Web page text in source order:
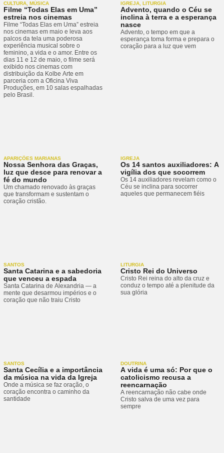
CULTURA, MÚSICA
Filme “Todas Elas em Uma”
estreia nos cinemas
Filme “Todas Elas em Uma” estreia
nos cinemas em maio e leva aos
palcos da tela uma poderosa
experiência musical sobre o
feminino, a vida e o amor. Entre os
dias 11 e 12 de maio, o filme será
exibido nos cinemas com
distribuição da Kolbe Arte em
parceria com a Oficina Viva
Produções, em 10 salas espalhadas
pelo Brasil.
IGREJA, LITURGIA
Advento, quando o Céu se
inclina à terra e a esperança
nasce
Advento, o tempo em que a
esperança toma forma e prepara o
coração para a luz que vem
APARIÇÕES MARIANAS
Nossa Senhora das Graças,
luz que desce para renovar a
fé do mundo
Um chamado renovado às graças
que transformam e sustentam o
coração cristão.
IGREJA
Os 14 santos auxiliadores: A
vigília dos que socorrem
Os 14 auxiliadores revelam como o
Céu se inclina para socorrer
aqueles que permanecem fiéis
SANTOS
Santa Catarina e a sabedoria
que venceu a espada
Santa Catarina de Alexandria — a
mente que desarmou impérios e o
coração que não traiu Cristo
LITURGIA
Cristo Rei do Universo
Cristo Rei reina do alto da cruz e
conduz o tempo até a plenitude da
sua glória
SANTOS
Santa Cecília e a importância
da música na vida da Igreja
Onde a música se faz oração, o
coração encontra o caminho da
santidade
DOUTRINA
A vida é uma só: Por que o
catolicismo recusa a
reencarnação
A reencarnação não cabe onde
Cristo salva de uma vez para
sempre